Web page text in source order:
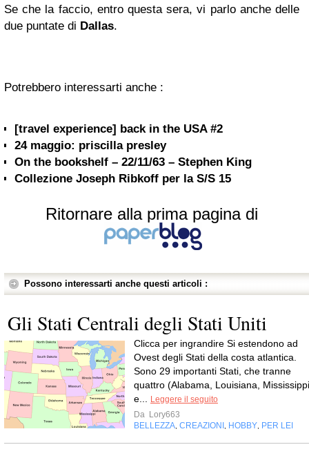
Se che la faccio, entro questa sera, vi parlo anche delle
due puntate di Dallas.
Potrebbero interessarti anche :
[travel experience] back in the USA #2
24 maggio: priscilla presley
On the bookshelf – 22/11/63 – Stephen King
Collezione Joseph Ribkoff per la S/S 15
Ritornare alla prima pagina di
Possono interessarti anche questi articoli :
Gli Stati Centrali degli Stati Uniti
Clicca per ingrandire Si estendono ad
Ovest degli Stati della costa atlantica.
Sono 29 importanti Stati, che tranne
quattro (Alabama, Louisiana, Mississippi
e...
Leggere il seguito
Da Lory663
BELLEZZA CREAZIONI HOBBY PER LEI